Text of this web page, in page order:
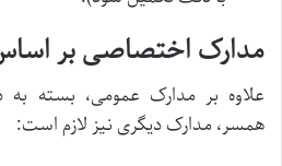
مدارک اختصاصی بر
علاوه بر مدارک عمومی، بسته
همسر، مدارک دیگری نیز لازم است: